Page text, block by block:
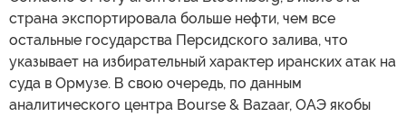
страна экспортировала больше нефти, чем все
остальные государства Персидского залива, что
указывает на избирательный характер иранских атак на
суда в Ормузе. В свою очередь, по данным
аналитического центра Bourse & Bazaar, ОАЭ якобы